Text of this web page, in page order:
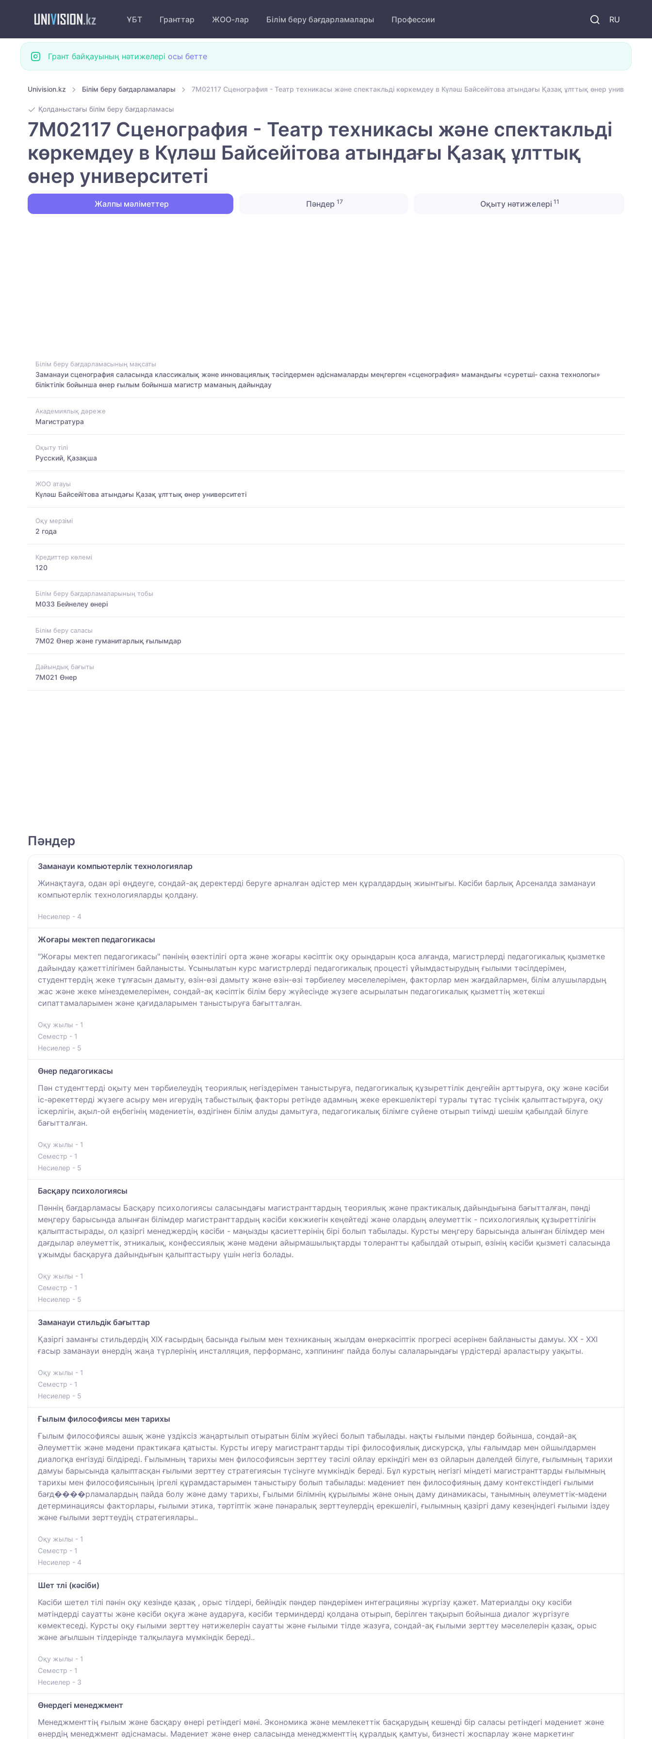
RU
ҰБТ Гранттар ЖОО-лар Білім беру бағдарламалары Профессии
Грант байқауының нәтижелері осы бетте
Univision.kz Білім беру бағдарламалары 7M02117 Сценография - Театр техникасы және спектакльді көркемдеу в Күләш Байсейітова атындағы Қазақ ұлттық өнер университеті
Қолданыстағы білім беру бағдарламасы
7M02117 Сценография - Театр техникасы және спектакльді
көркемдеу в Күләш Байсейітова атындағы Қазақ ұлттық
өнер университеті
Жалпы мәліметтер Пәндер 17 Оқыту нәтижелері 11
Білім беру бағдарламасының мақсаты
Заманауи сценография саласында классикалық және инновациялық тәсілдермен әдіснамаларды меңгерген «сценография» мамандығы «суретші- сахна технологы»
біліктілік бойынша өнер ғылым бойынша магистр маманың дайындау
Академиялық дәреже
Магистратура
Оқыту тілі
Русский, Қазақша
ЖОО атауы
Күләш Байсейітова атындағы Қазақ ұлттық өнер университеті
Оқу мерзімі
2 года
Кредиттер көлемі
120
Білім беру бағдарламаларының тобы
M033 Бейнелеу өнері
Білім беру саласы
7M02 Өнер және гуманитарлық ғылымдар
Дайындық бағыты
7M021 Өнер
Пәндер
Заманауи компьютерлік технологиялар
Жинақтауға, одан әрі өңдеуге, сондай-ақ деректерді беруге арналған әдістер мен құралдардың жиынтығы. Кәсіби барлық Арсеналда заманауи
компьютерлік технологияларды қолдану.
Несиелер - 4
Жоғары мектеп педагогикасы
"Жоғары мектеп педагогикасы" пәнінің өзектілігі орта және жоғары кәсіптік оқу орындарын қоса алғанда, магистрлерді педагогикалық қызметке
дайындау қажеттілігімен байланысты. Ұсынылатын курс магистрлерді педагогикалық процесті ұйымдастырудың ғылыми тәсілдерімен,
студенттердің жеке тұлғасын дамыту, өзін-өзі дамыту және өзін-өзі тәрбиелеу мәселелерімен, факторлар мен жағдайлармен, білім алушылардың
жас және жеке мінездемелерімен, сондай-ақ кәсіптік білім беру жүйесінде жүзеге асырылатын педагогикалық қызметтің жетекші
сипаттамаларымен және қағидаларымен таныстыруға бағытталған.
Оқу жылы - 1
Семестр - 1
Несиелер - 5
Өнер педагогикасы
Пән студенттерді оқыту мен тәрбиелеудің теориялық негіздерімен таныстыруға, педагогикалық құзыреттілік деңгейін арттыруға, оқу және кәсіби
іс-әрекеттерді жүзеге асыру мен игерудің табыстылық факторы ретінде адамның жеке ерекшеліктері туралы тұтас түсінік қалыптастыруға, оқу
іскерлігін, ақыл-ой еңбегінің мәдениетін, өздігінен білім алуды дамытуға, педагогикалық білімге сүйене отырып тиімді шешім қабылдай білуге
бағытталған.
Оқу жылы - 1
Семестр - 1
Несиелер - 5
Басқару психологиясы
Пәннің бағдарламасы Басқару психологиясы саласындағы магистранттардың теориялық және практикалық дайындығына бағытталған, пәнді
меңгеру барысында алынған білімдер магистранттардың кәсіби көкжиегін кеңейтеді және олардың әлеуметтік - психологиялық құзыреттілігін
қалыптастырады, ол қазіргі менеджердің кәсіби - маңызды қасиеттерінің бірі болып табылады. Курсты меңгеру барысында алынған білімдер мен
дағдылар әлеуметтік, этникалық, конфессиялық және мәдени айырмашылықтарды толерантты қабылдай отырып, өзінің кәсіби қызметі саласында
ұжымды басқаруға дайындығын қалыптастыру үшін негіз болады.
Оқу жылы - 1
Семестр - 1
Несиелер - 5
Заманауи стильдік бағыттар
Қазіргі заманғы стильдердің XIX ғасырдың басында ғылым мен техниканың жылдам өнеркәсіптік прогресі әсерінен байланысты дамуы. XX - XXI
ғасыр заманауи өнердің жаңа түрлерінің инсталляция, перформанс, хэппининг пайда болуы салаларындағы үрдістерді араластыру уақыты.
Оқу жылы - 1
Семестр - 1
Несиелер - 5
Ғылым философиясы мен тарихы
Ғылым философиясы ашық және үздіксіз жаңартылып отыратын білім жүйесі болып табылады. нақты ғылыми пәндер бойынша, сондай-ақ
Әлеуметтік және мәдени практикаға қатысты. Курсты игеру магистранттарды тірі философиялық дискурсқа, ұлы ғалымдар мен ойшылдармен
диалогқа енгізуді білдіреді. Ғылымның тарихы мен философиясын зерттеу тәсілі ойлау еркіндігі мен өз ойларын дәлелдей білуге, ғылымның тарихи
дамуы барысында қалыптасқан ғылыми зерттеу стратегиясын түсінуге мүмкіндік береді. Бұл курстың негізгі міндеті магистранттарды ғылымның
тарихы мен философиясының іргелі құрамдастарымен таныстыру болып табылады: мәдениет пен философияның даму контекстіндегі ғылыми
бағд����рламалардың пайда болу және даму тарихы, Ғылыми білімнің құрылымы және оның даму динамикасы, танымның әлеуметтік-мәдени
детерминациясы факторлары, ғылыми этика, тәртіптік және пәнаралық зерттеулердің ерекшелігі, ғылымның қазіргі даму кезеңіндегі ғылыми іздеу
және ғылыми зерттеудің стратегиялары..
Оқу жылы - 1
Семестр - 1
Несиелер - 4
Шет тлі (кәсіби)
Кәсіби шетел тілі пәнін оқу кезінде қазақ , орыс тілдері, бейіндік пәндер пәндерімен интеграцияны жүргізу қажет. Материалды оқу кәсіби
мәтіндерді сауатты және кәсіби оқуға және аударуға, кәсіби терминдерді қолдана отырып, берілген тақырып бойынша диалог жүргізуге
көмектеседі. Курсты оқу ғылыми зерттеу нәтижелерін сауатты және ғылыми тілде жазуға, сондай-ақ ғылыми зерттеу мәселелерін қазақ, орыс
және ағылшын тілдерінде талқылауға мүмкіндік береді..
Оқу жылы - 1
Семестр - 1
Несиелер - 3
Өнердегі менеджмент
Менеджменттің ғылым және басқару өнері ретіндегі мәні. Экономика және мемлекеттік басқарудың кешенді бір саласы ретіндегі мәдениет және
өнердің менеджмент әдіснамасы. Мәдениет және өнер саласында менеджменттің құралдық қамтуы, бизнесті жоспарлау және маркетинг